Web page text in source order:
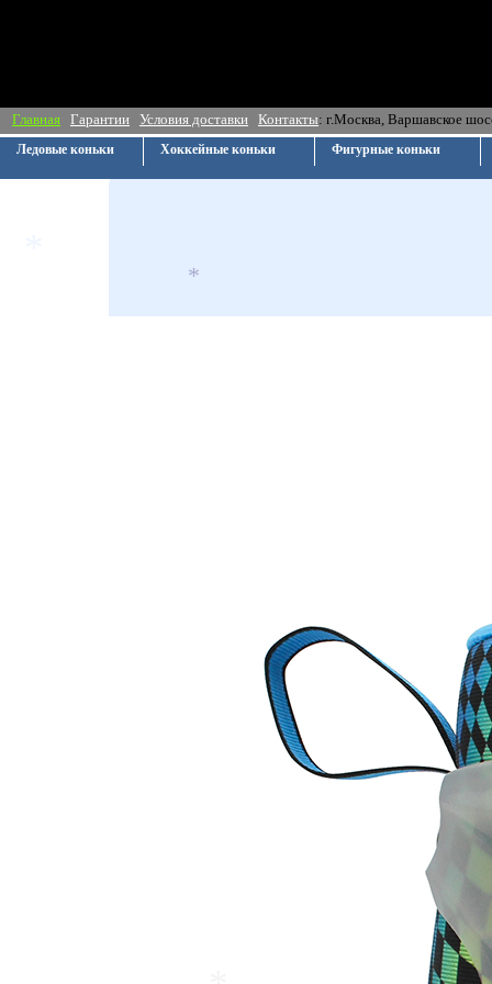
Главная Гарантии Условия доставки Контакты: г.Москва,
Ледовые коньки Хоккейные коньки Фигурные коньки
*